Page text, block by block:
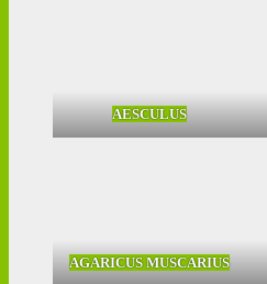
AESCULUS
AGARICUS MUSCARIUS